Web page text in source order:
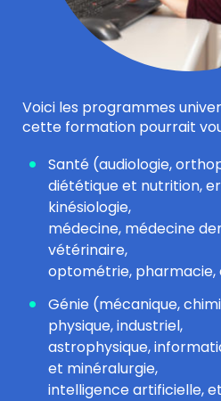
Voici les programmes
cette formation pourrait
Santé (audiologie,
diététique et nutrition,
kinésiologie,
médecine, médecine
vétérinaire,
optométrie, pharmacie,
Génie (mécanique,
physique, industriel,
astrophysique,
et minéralurgie,
intelligence artificielle,